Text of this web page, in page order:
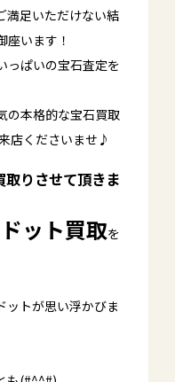
満足いただけない結
います！
っぱいの宝石査定を
の本格的な宝石買取
店くださいませ♪
りさせて頂きま
ット買取を
ットが思い浮かびま